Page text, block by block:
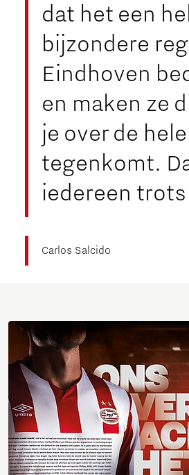
dat het een
bijzondere
Eindhoven
en maken ze
je over de
tegenkomt.
iedereen trots
Carlos Salcido